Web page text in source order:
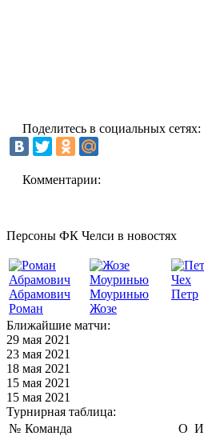
Поделитесь в социальных сетях:
Комментарии:
Персоны ФК Челси в новостях
Абрамович
Роман
Моуринью
Жозе
Чех
Петр
Ближайшие матчи:
29 мая 2021
23 мая 2021
18 мая 2021
15 мая 2021
15 мая 2021
Турнирная таблица:
№ Команда О И